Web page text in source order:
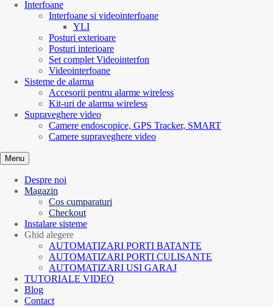
Interfoane
Interfoane si videointerfoane
YLI
Posturi exterioare
Posturi interioare
Set complet Videointerfon
Videointerfoane
Sisteme de alarma
Accesorii pentru alarme wireless
Kit-uri de alarma wireless
Supraveghere video
Camere endoscopice, GPS Tracker, SMART
Camere supraveghere video
Menu
Despre noi
Magazin
Cos cumparaturi
Checkout
Instalare sisteme
Ghid alegere
AUTOMATIZARI PORTI BATANTE
AUTOMATIZARI PORTI CULISANTE
AUTOMATIZARI USI GARAJ
TUTORIALE VIDEO
Blog
Contact